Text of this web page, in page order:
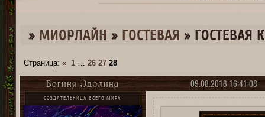
подробнее
» МИОРЛАЙН » ГОСТЕВАЯ » ГОСТЕВАЯ
Страница:« 1 … 26 27 28
09.08.2018 16:41:08
Богиня Эдолина
СОЗДАТЕЛЬНИЦА ВСЕГО МИРА